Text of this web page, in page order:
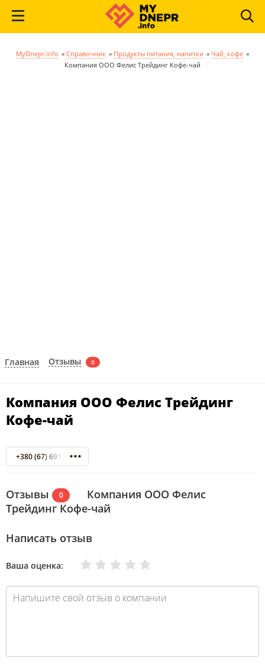
MyDnepr.info » Справочник » Продукты питания, напитки » Чай, кофе »
Компания ООО Фелис Трейдинг Кофе-чай
Главная Отзывы 0
Компания ООО Фелис Трейдинг
Кофе-чай
+380 (67) 691 12 10
Отзывы 0
Компания ООО Фелис
Трейдинг Кофе-чай
Написать отзыв
Ваша оценка: Отлично
Хорошо
Нормально
Плохо
Очень плохо